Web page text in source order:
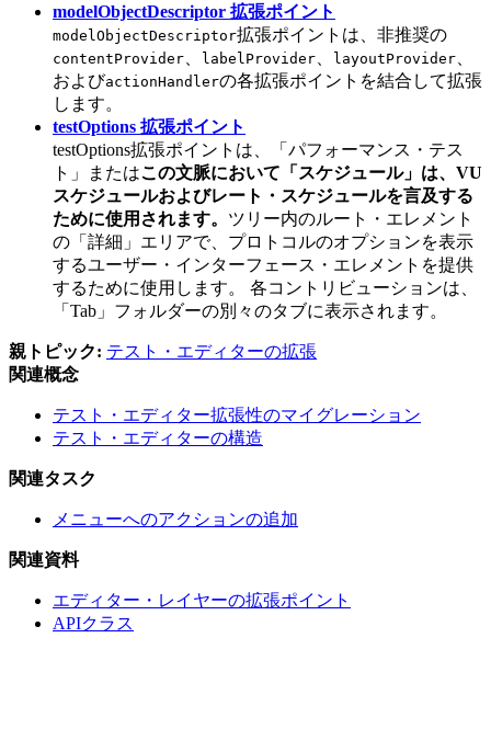
modelObjectDescriptor 拡張ポイント
modelObjectDescriptor拡張ポイントは、非推奨の
contentProvider labelProvider layoutProvider
およびactionHandlerの各拡張ポイントを結合して拡張
します。
testOptions 拡張ポイント
testOptions拡張ポイントは、
「パフォーマンス・テス
ト」
またはこの文脈において「スケジュール」は、 VU
スケジュールおよびレート・スケジュールを言及する
ために使用されます。 ツリー内のルート・エレメント
の 「詳細」 エリアで、プロトコルのオプションを表示
するユーザー・インターフェース・エレメントを提供
するために使用します。 各コントリビューションは、
「Tab」 フォルダーの別々のタブに表示されます。
親トピック: テスト・エディターの拡張
関連概念
テスト・エディター拡張性のマイグレーション
テスト・エディターの構造
関連タスク
メニューへのアクションの追加
関連資料
エディター・レイヤーの拡張ポイント
APIクラス